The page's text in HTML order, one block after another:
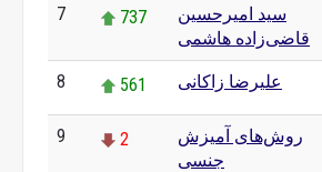
7 737
سید امیرحسین
قاضی‌زاده هاشمی
8 561 علیرضا زاکانی
9 2
روش‌های آمیزش
جنسی